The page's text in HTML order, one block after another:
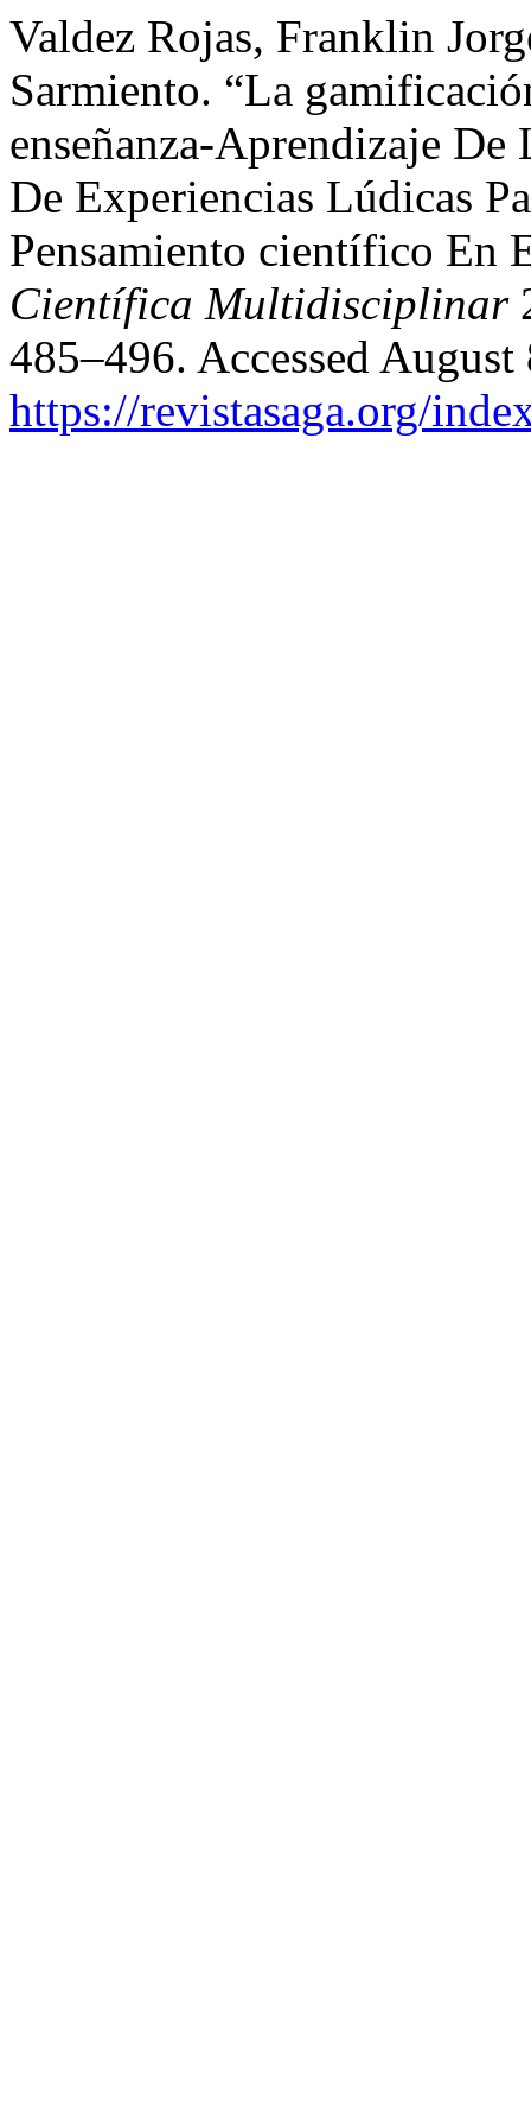
Valdez Rojas, Franklin
Sarmiento. “La
enseñanza-Aprendizaje
De Experiencias Lúdicas
Pensamiento científico En
Científica Multidisciplinar
485–496. Accessed August
https://revistasaga.org/